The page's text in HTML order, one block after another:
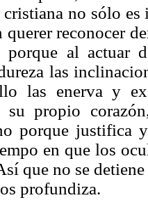
no sólo
reconocer
porque al actuar
las
las enerva y
su propio
porque justifica
en que los
que no se
profundiza.